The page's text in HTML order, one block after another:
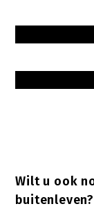
Wilt u ook
buitenleven?